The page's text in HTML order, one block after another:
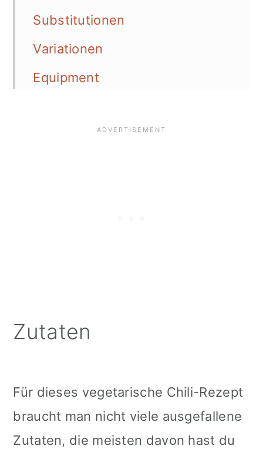
Substitutionen
Variationen
Equipment
Zutaten
Für dieses vegetarische Chili-Rezept
braucht man nicht viele ausgefallene
Zutaten, die meisten davon hast du